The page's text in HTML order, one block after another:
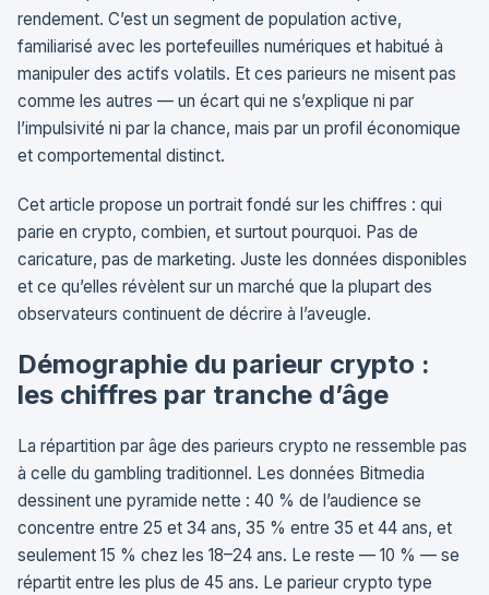
rendement. C’est un segment de population active,
familiarisé avec les portefeuilles numériques et habitué à
manipuler des actifs volatils. Et ces parieurs ne misent pas
comme les autres — un écart qui ne s’explique ni par
l’impulsivité ni par la chance, mais par un profil économique
et comportemental distinct.
Cet article propose un portrait fondé sur les chiffres : qui
parie en crypto, combien, et surtout pourquoi. Pas de
caricature, pas de marketing. Juste les données disponibles
et ce qu’elles révèlent sur un marché que la plupart des
observateurs continuent de décrire à l’aveugle.
Démographie du parieur crypto :
les chiffres par tranche d’âge
La répartition par âge des parieurs crypto ne ressemble pas
à celle du gambling traditionnel. Les données Bitmedia
dessinent une pyramide nette : 40 % de l’audience se
concentre entre 25 et 34 ans, 35 % entre 35 et 44 ans, et
seulement 15 % chez les 18–24 ans. Le reste — 10 % — se
répartit entre les plus de 45 ans. Le parieur crypto type